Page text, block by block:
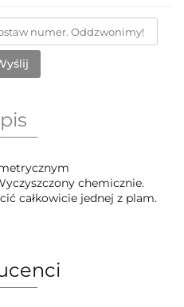
chemicznie.
całkowicie jednej z plam.